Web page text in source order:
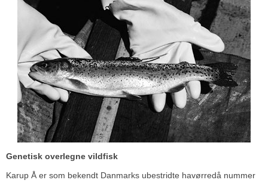
Genetisk overlegne vildfisk
Karup Å er som bekendt Danmarks ubestridte havørredå nummer